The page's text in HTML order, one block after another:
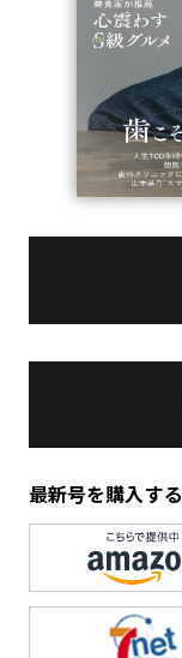
最新号を購入する